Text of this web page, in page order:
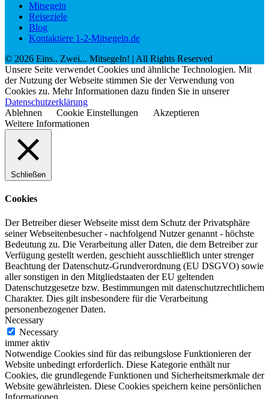
Mitsegeln
Reiseziele
Blog
Kontaktiere 1-2-Mitsegeln.de
© 2026 Eins.. Zwei... Mitsegeln! | All Rights Reserved
Unsere Seite verwendet Cookies und ähnliche Technologien. Mit
der Nutzung der Webseite stimmen Sie der Verwendung von
Cookies zu. Mehr Informationen dazu finden Sie in unserer
Datenschutzerklärung
Ablehnen
Cookie Einstellungen
Akzeptieren
Weitere Informationen
Schließen
Cookies
Der Betreiber dieser Webseite misst dem Schutz der Privatsphäre
seiner Webseitenbesucher - nachfolgend Nutzer genannt - höchste
Bedeutung zu. Die Verarbeitung aller Daten, die dem Betreiber zur
Verfügung gestellt werden, geschieht ausschließlich unter strenger
Beachtung der Datenschutz-Grundverordnung (EU DSGVO) sowie
aller sonstigen in den Mitgliedstaaten der EU geltenden
Datenschutzgesetze bzw. Bestimmungen mit datenschutzrechtlichem
Charakter. Dies gilt insbesondere für die Verarbeitung
personenbezogener Daten.
Necessary
Necessary
immer aktiv
Notwendige Cookies sind für das reibungslose Funktionieren der
Website unbedingt erforderlich. Diese Kategorie enthält nur
Cookies, die grundlegende Funktionen und Sicherheitsmerkmale der
Website gewährleisten. Diese Cookies speichern keine persönlichen
Informationen.